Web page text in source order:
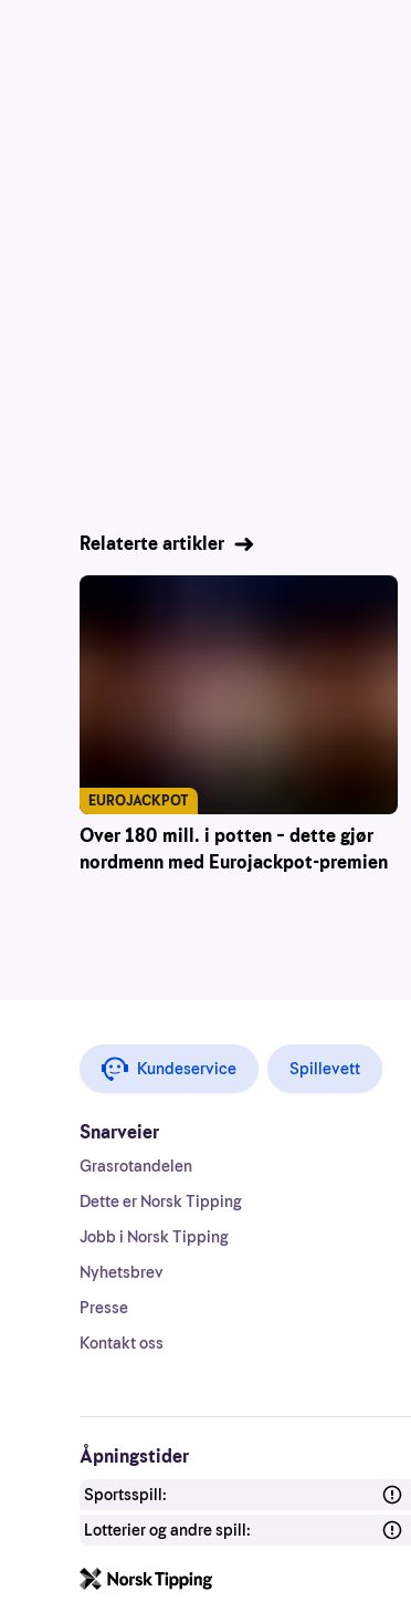
Relaterte artikler
Over 180 mill. i potten – dette gjør
nordmenn med Eurojackpot-premien
EUROJACKPOT
Kundeservice Spillevett
Snarveier
Grasrotandelen
Dette er Norsk Tipping
Jobb i Norsk Tipping
Nyhetsbrev
Presse
Kontakt oss
Åpningstider
Sportsspill:
Lotterier og andre spill: